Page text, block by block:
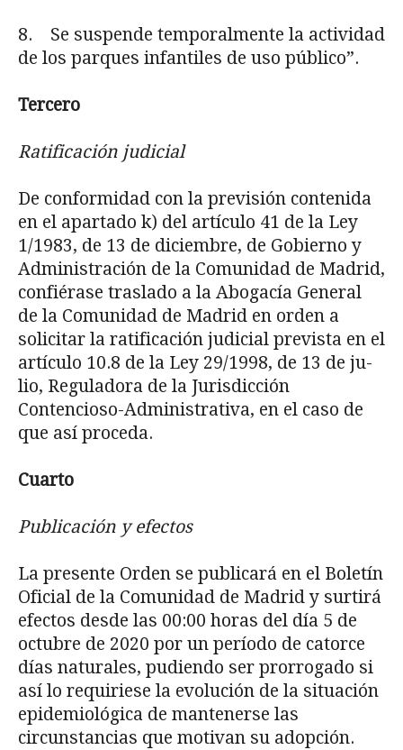
8. Se suspende temporalmente la actividad
de los parques infantiles de uso público”.
Tercero
Ratificación judicial
De conformidad con la previsión contenida
en el apartado k) del artículo 41 de la Ley
1/1983, de 13 de diciembre, de Gobierno y
Administración de la Comunidad de Madrid,
confiérase traslado a la Abogacía General
de la Comunidad de Madrid en orden a
solicitar la ratificación judicial prevista en el
artículo 10.8 de la Ley 29/1998, de 13 de ju­
lio, Reguladora de la Jurisdicción
Contencioso-Administrativa, en el caso de
que así proceda.
Cuarto
Publicación y efectos
La presente Orden se publicará en el Boletín
Oficial de la Comunidad de Madrid y surtirá
efectos desde las 00:00 horas del día 5 de
octubre de 2020 por un perío­do de catorce
días naturales, pudiendo ser prorrogado si
así lo requiriese la evolución de la situación
epidemiológica de mantenerse las
circunstancias que motivan su adopción.